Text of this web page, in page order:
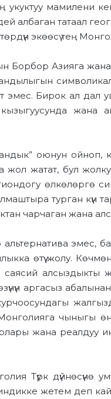
укуктуу мамилени
албаган татаал
экөөсүтең
Азияга жана
гын
эмес. Бирок ал дал
кызыгуусунда
оюнун ойноп,
жолжатат, бул
өлкөлөргө
турган күн
чарчаган жана
эмес,
өтүү жолу.
саясий алсыздыкты
аргасыз абалынан
чыныгы
ы жана реалдуу
Түркдүйнөсүнө
жетем деп